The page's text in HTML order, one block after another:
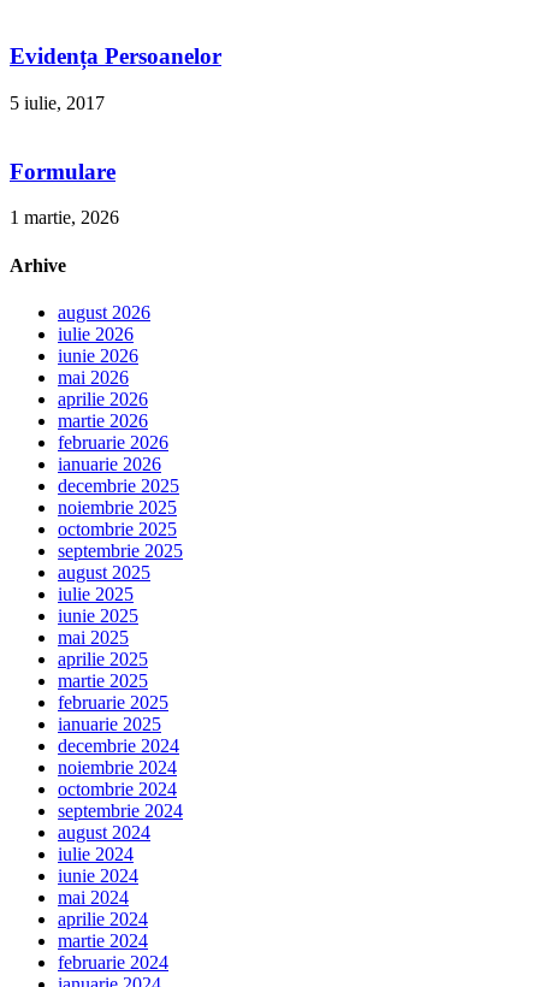
Evidența Persoanelor
5 iulie, 2017
Formulare
1 martie, 2026
Arhive
august 2026
iulie 2026
iunie 2026
mai 2026
aprilie 2026
martie 2026
februarie 2026
ianuarie 2026
decembrie 2025
noiembrie 2025
octombrie 2025
septembrie 2025
august 2025
iulie 2025
iunie 2025
mai 2025
aprilie 2025
martie 2025
februarie 2025
ianuarie 2025
decembrie 2024
noiembrie 2024
octombrie 2024
septembrie 2024
august 2024
iulie 2024
iunie 2024
mai 2024
aprilie 2024
martie 2024
februarie 2024